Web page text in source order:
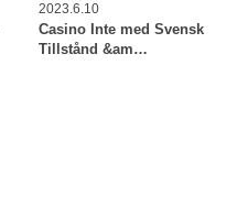
2023.6.10
Casino Inte med Svensk
Tillstånd &am…